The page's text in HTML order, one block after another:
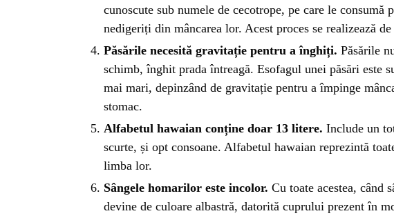
cunoscute sub numele de cecotrope, pe care le consumă
nedigeriți din mâncarea lor. Acest proces se realizează
Păsările necesită gravitație pentru a înghiți. Păsările
schimb, înghit prada întreagă. Esofagul unei păsări este
mai mari, depinzând de gravitație pentru a împinge
stomac.
Alfabetul hawaian conține doar 13 litere. Include un
scurte, și opt consoane. Alfabetul hawaian reprezintă
limba lor.
Sângele homarilor este incolor. Cu toate acestea, când
devine de culoare albastră, datorită cuprului prezent în
ENGLISH
CONTENT
TRAVEL
SANATATE SI
INGRIJIRE